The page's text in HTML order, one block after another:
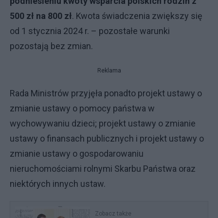
500 zł na 800 zł. Kwota świadczenia zwiększy się
od 1 stycznia 2024 r. – pozostałe warunki
pozostają bez zmian.
Reklama
Rada Ministrów przyjęła ponadto projekt ustawy o
zmianie ustawy o pomocy państwa w
wychowywaniu dzieci; projekt ustawy o zmianie
ustawy o finansach publicznych i projekt ustawy o
zmianie ustawy o gospodarowaniu
nieruchomościami rolnymi Skarbu Państwa oraz
niektórych innych ustaw.
Zobacz także